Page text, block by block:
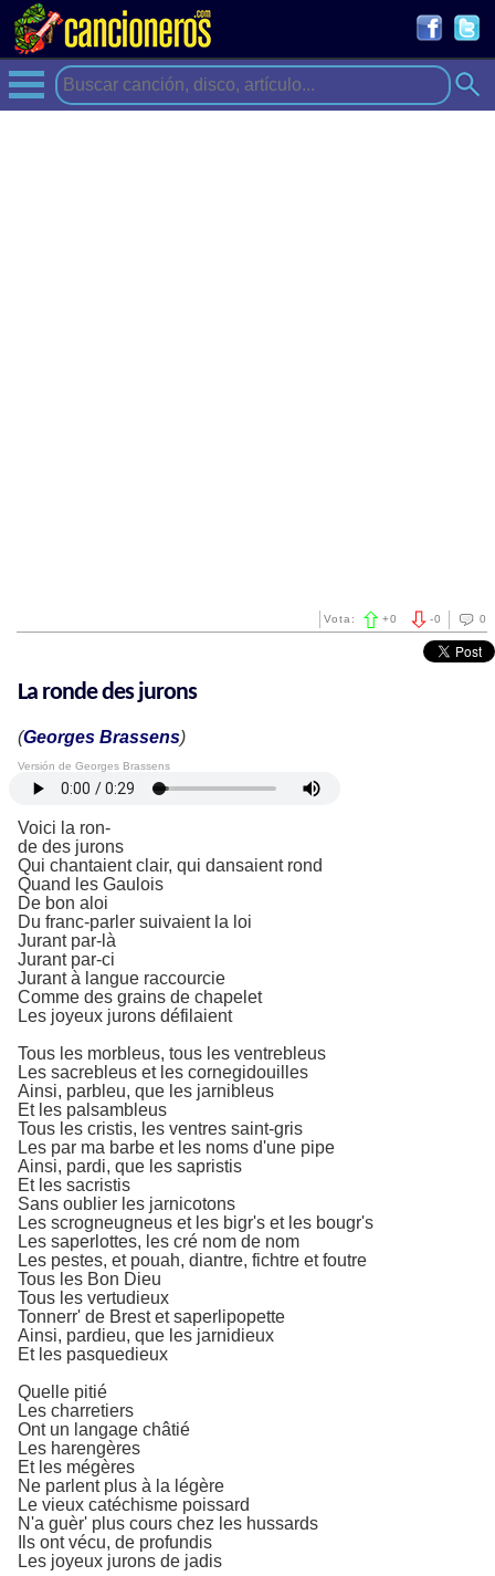
0
-0
Vota: +0
La ronde des jurons
(Georges Brassens)
Versión de Georges Brassens
Voici la ron-
de des jurons
Qui chantaient clair, qui dansaient rond
Quand les Gaulois
De bon aloi
Du franc-parler suivaient la loi
Jurant par-là
Jurant par-ci
Jurant à langue raccourcie
Comme des grains de chapelet
Les joyeux jurons défilaient
Tous les morbleus, tous les ventrebleus
Les sacrebleus et les cornegidouilles
Ainsi, parbleu, que les jarnibleus
Et les palsambleus
Tous les cristis, les ventres saint-gris
Les par ma barbe et les noms d'une pipe
Ainsi, pardi, que les sapristis
Et les sacristis
Sans oublier les jarnicotons
Les scrogneugneus et les bigr's et les bougr's
Les saperlottes, les cré nom de nom
Les pestes, et pouah, diantre, fichtre et foutre
Tous les Bon Dieu
Tous les vertudieux
Tonnerr' de Brest et saperlipopette
Ainsi, pardieu, que les jarnidieux
Et les pasquedieux
Quelle pitié
Les charretiers
Ont un langage châtié
Les harengères
Et les mégères
Ne parlent plus à la légère
Le vieux catéchisme poissard
N'a guèr' plus cours chez les hussards
Ils ont vécu, de profundis
Les joyeux jurons de jadis